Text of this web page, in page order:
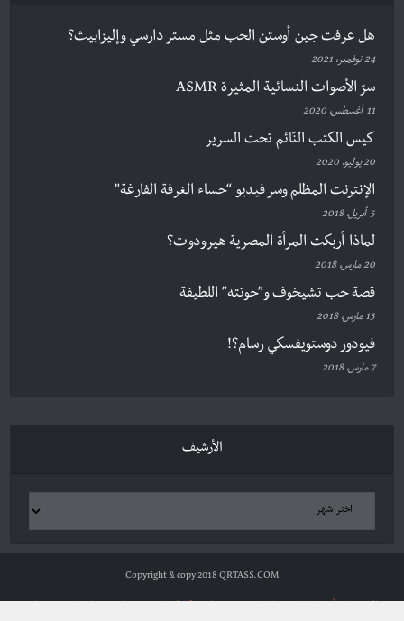
هل عرفت جين أوستن الحب مثل مستر دارسي وإليزابيث؟
24 نوفمبر، 2021
سرّ الأصوات النسائية المثيرة ASMR
11 أغسطس، 2020
كيس الكتب النّائم تحت السرير
20 يوليو، 2020
الإنترنت المظلم وسر فيديو “حساء الغرفة الفارغة”
5 أبريل، 2018
لماذا أربكت المرأة المصرية هيرودوت؟
20 مارس، 2018
قصة حب تشيخوف و”حوتته” اللطيفة
15 مارس، 2018
فيودور دوستويفسكي رسام؟!
7 مارس، 2018
الأرشيف
Copyright & copy 2018 QRTASS.COM